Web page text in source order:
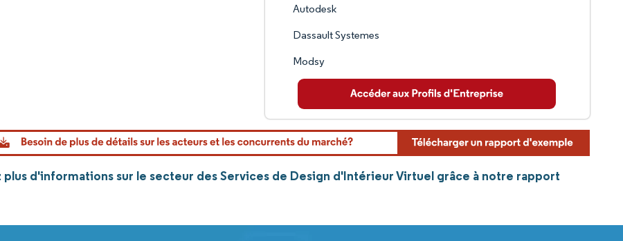
Autodesk
Dassault Systemes
Modsy
d'informations sur le secteur des Services de Design d'Intérieur Virtuel grâce à notre rapport